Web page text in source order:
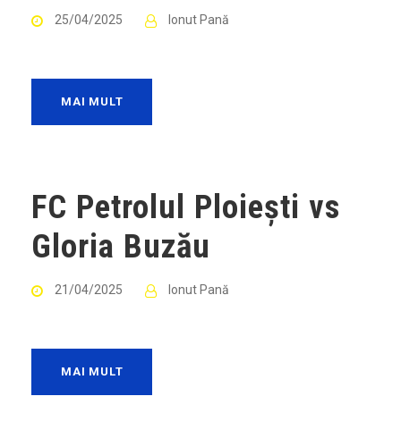
25/04/2025 Ionut Pană
MAI MULT
FC Petrolul Ploiești vs
Gloria Buzău
21/04/2025 Ionut Pană
MAI MULT